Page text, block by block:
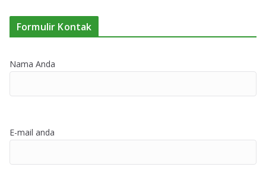
Formulir Kontak
Nama Anda
E-mail anda